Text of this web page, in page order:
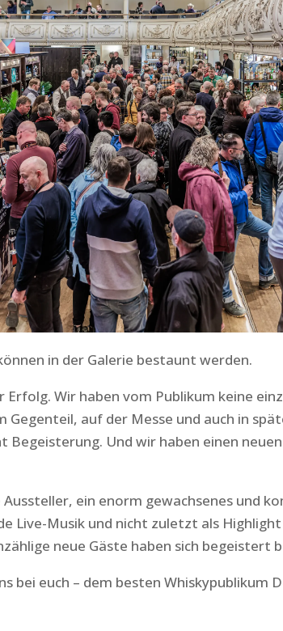
in der Galerie bestaunt werden.
Erfolg. Wir haben vom Publikum keine
Gegenteil, auf der Messe und auch in
Begeisterung. Und wir haben einen
ein enorm gewachsenes und
Live-Musik und nicht zuletzt als
neue Gäste haben sich begeistert
bei euch – dem besten Whiskypublikum